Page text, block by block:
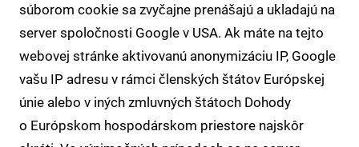
súborom cookie sa zvyčajne prenášajú a ukladajú na
server spoločnosti Google v USA. Ak máte na tejto
webovej stránke aktivovanú anonymizáciu IP, Google
vašu IP adresu v rámci členských štátov Európskej
únie alebo v iných zmluvných štátoch Dohody
o Európskom hospodárskom priestore najskôr